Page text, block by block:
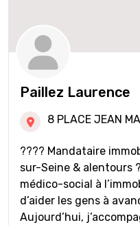
Paillez Laurence
8 PLACE JEAN
???? Mandataire
sur-Seine & alentours ???? De l’accompagnement
médico-social à
d’aider les gens à
Aujourd’hui,